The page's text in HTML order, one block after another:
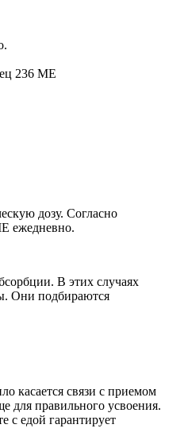
236 МЕ
дозу. Согласно
ежедневно.
В этих случаях
Они подбираются
касается связи с приемом
для правильного усвоения.
с едой гарантирует